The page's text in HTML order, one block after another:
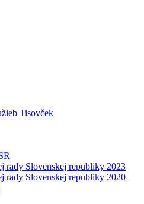
Tisovček
rady Slovenskej republiky 2023
rady Slovenskej republiky 2020